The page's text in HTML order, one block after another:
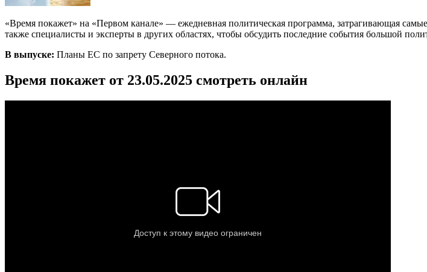
«Время покажет» на «Первом канале» — ежедневная политическая программа, затрагивающая
также специалисты и эксперты в других областях, чтобы обсудить последние события большой
В выпуске: Планы ЕС по запрету Северного потока.
Время покажет от 23.05.2025 смотреть онлайн